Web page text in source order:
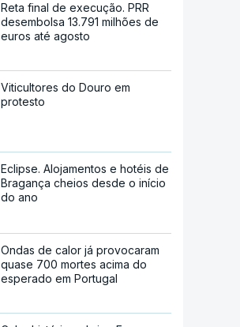
Reta final de execução. PRR
desembolsa 13.791 milhões de
euros até agosto
Viticultores do Douro em
protesto
Eclipse. Alojamentos e hotéis de
Bragança cheios desde o início
do ano
Ondas de calor já provocaram
quase 700 mortes acima do
esperado em Portugal